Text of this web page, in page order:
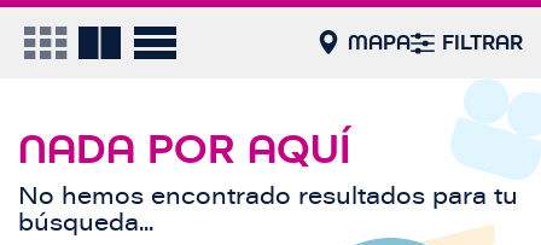
MAPA FILTRAR
NADA POR AQUÍ
No hemos encontrado resultados para tu
búsqueda...